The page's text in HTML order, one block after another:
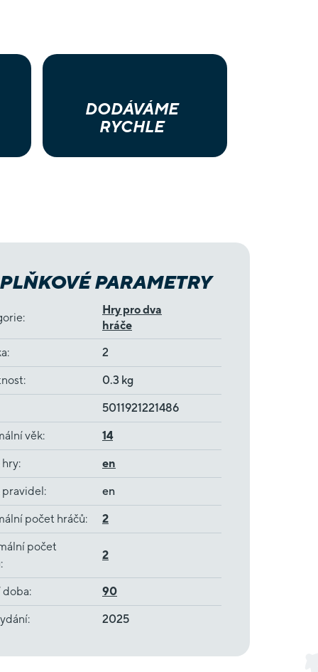
DODÁVÁME
RYCHLE
PARAMETRY
:
Hry pro dva
hráče
: 2
: 0.3 kg
5011921221486
věk: 14
hry: en
pravidel: en
počet hráčů: 2
počet
:
2
doba: 90
: 2025